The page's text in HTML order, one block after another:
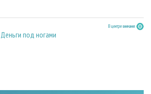
В центре внимания
Деньги под ногами